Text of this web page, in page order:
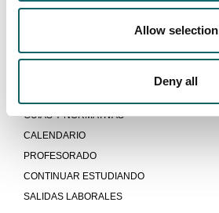
Allow selection
Deny all
OBJETIVOS Y COMPETENCIAS
GUÍAS Y NORMATIVAS
CALENDARIO
PROFESORADO
CONTINUAR ESTUDIANDO
SALIDAS LABORALES